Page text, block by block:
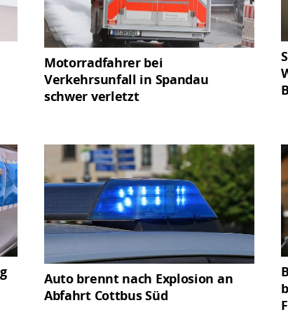
Motorradfahrer bei
Verkehrsunfall in Spandau
schwer verletzt
Auto brennt nach Explosion an
Abfahrt Cottbus Süd